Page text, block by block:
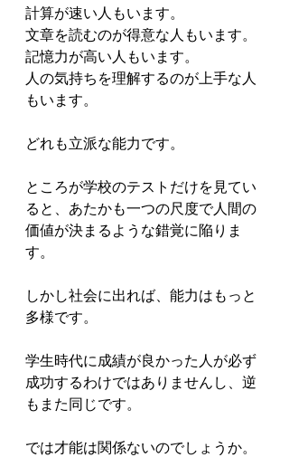
計算が速い人もいます。
文章を読むのが得意な人もいます。
記憶力が高い人もいます。
人の気持ちを理解するのが上手な人
もいます。
どれも立派な能力です。
ところが学校のテストだけを見てい
ると、あたかも一つの尺度で人間の
価値が決まるような錯覚に陥りま
す。
しかし社会に出れば、能力はもっと
多様です。
学生時代に成績が良かった人が必ず
成功するわけではありませんし、逆
もまた同じです。
では才能は関係ないのでしょうか。